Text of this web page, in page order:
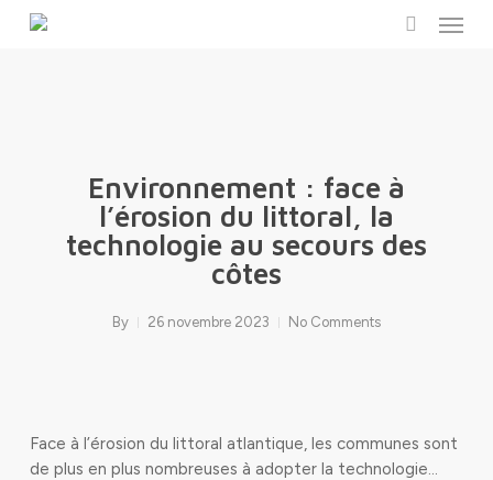
Menu
Environnement : face à
l’érosion du littoral, la
technologie au secours des
côtes
By 26 novembre 2023 No Comments
Face à l’érosion du littoral atlantique, les communes sont
de plus en plus nombreuses à adopter la technologie…